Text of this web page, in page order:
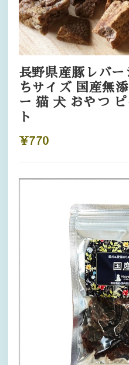
長野県産豚レバー
ちサイズ 国産無
ー 猫 犬 おやつ
ト
¥770